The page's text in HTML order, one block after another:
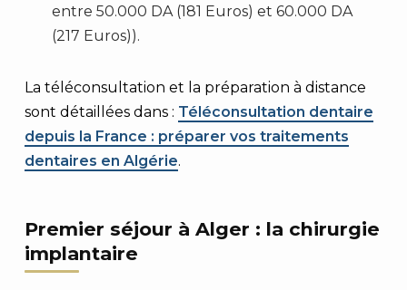
entre 50.000 DA (181 Euros) et 60.000 DA
(217 Euros)).
La téléconsultation et la préparation à distance
sont détaillées dans : Téléconsultation dentaire
depuis la France : préparer vos traitements
dentaires en Algérie.
Premier séjour à Alger : la chirurgie
implantaire